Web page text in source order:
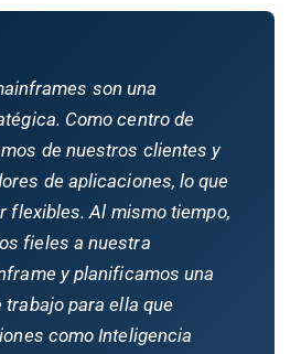
son una
Como centro de
de nuestros clientes y
de aplicaciones, lo que
flexibles. Al mismo tiempo,
fieles a nuestra
y planificamos una
trabajo para ella que
como Inteligencia